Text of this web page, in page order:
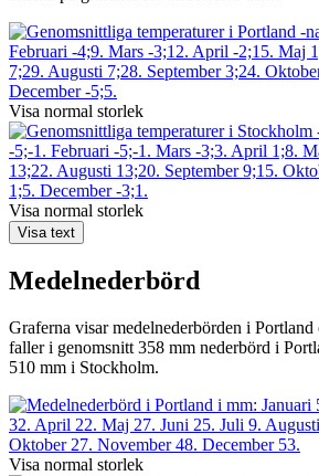
Visa normal storlek
Visa normal storlek
Visa text
Medelnederbörd
Graferna visar medelnederbörden i
faller i genomsnitt 358 mm nederbörd i
510 mm i Stockholm.
Visa normal storlek